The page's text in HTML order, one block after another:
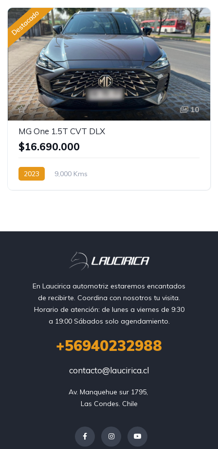
Destacado
10
MG One 1.5T CVT DLX
$16.690.000
2023 9,000 Kms
En Laucirica automotriz estaremos encantados
de recibirte. Coordina con nosotros tu visita.
Horario de atención: de lunes a viernes de 9:30
a 19:00 Sábados solo agendamiento.
+56940232988
contacto@laucirica.cl
Av. Manquehue sur 1795,
Las Condes. Chile